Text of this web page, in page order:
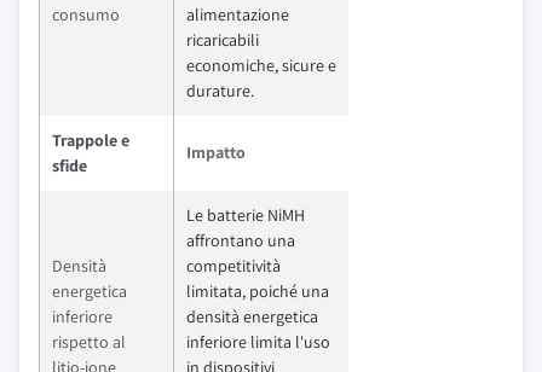
consumo
alimentazione
ricaricabili
economiche, sicure e
durature.
Trappole e
sfide
Impatto
Densità
energetica
inferiore
rispetto al
litio-ione
Le batterie NiMH
affrontano una
competitività
limitata, poiché una
densità energetica
inferiore limita l'uso
in dispositivi